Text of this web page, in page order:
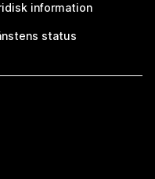
information
status